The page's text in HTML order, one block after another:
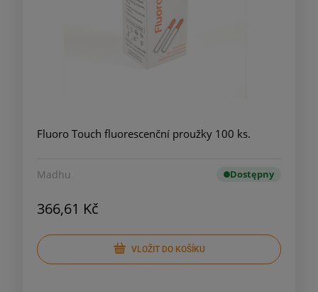
Fluoro Touch fluorescenční proužky 100 ks.
Madhu Dostępny
366,61 Kč
VLOŽIT DO KOŠÍKU